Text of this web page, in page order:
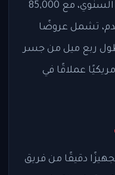
بالذكرى الخمسين لهذا الحدث السنوي، مع 85,000
تُطلق على ارتفاع 1,000 قدم، تشمل عروضًا
ربع ميل من جسر
عملاقًا في
دقيقًا من فريق